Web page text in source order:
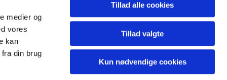
medier og
vores
kan
din brug
Tillad alle cookies
Tillad valgte
Kun nødvendige cookies